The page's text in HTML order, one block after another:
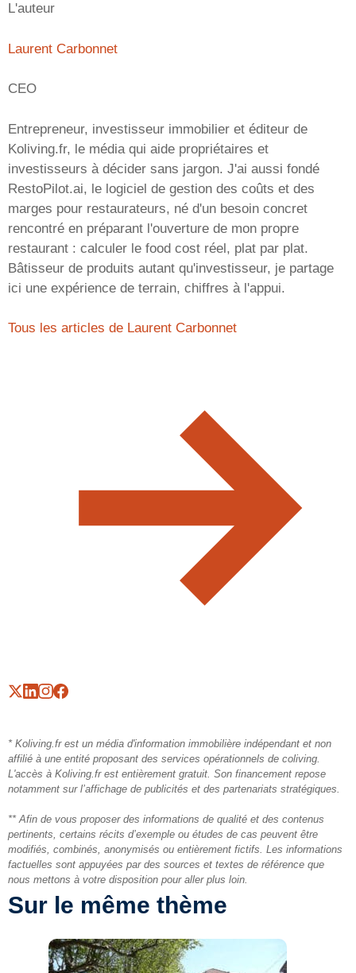
L'auteur
Laurent Carbonnet
CEO
Entrepreneur, investisseur immobilier et éditeur de
Koliving.fr, le média qui aide propriétaires et
investisseurs à décider sans jargon. J'ai aussi fondé
RestoPilot.ai, le logiciel de gestion des coûts et des
marges pour restaurateurs, né d'un besoin concret
rencontré en préparant l'ouverture de mon propre
restaurant : calculer le food cost réel, plat par plat.
Bâtisseur de produits autant qu'investisseur, je partage
ici une expérience de terrain, chiffres à l'appui.
Tous les articles de Laurent Carbonnet
* Koliving.fr est un média d'information immobilière indépendant et non
affilié à une entité proposant des services opérationnels de coliving.
L'accès à Koliving.fr est entièrement gratuit. Son financement repose
notamment sur l’affichage de publicités et des partenariats stratégiques.
** Afin de vous proposer des informations de qualité et des contenus
pertinents, certains récits d’exemple ou études de cas peuvent être
modifiés, combinés, anonymisés ou entièrement fictifs. Les informations
factuelles sont appuyées par des sources et textes de référence que
nous mettons à votre disposition pour aller plus loin.
Sur le même thème